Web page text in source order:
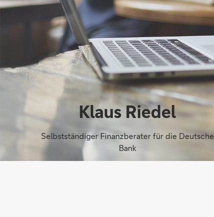
Klaus Riedel
Selbstständiger Finanzberater für die Deutsche
Bank